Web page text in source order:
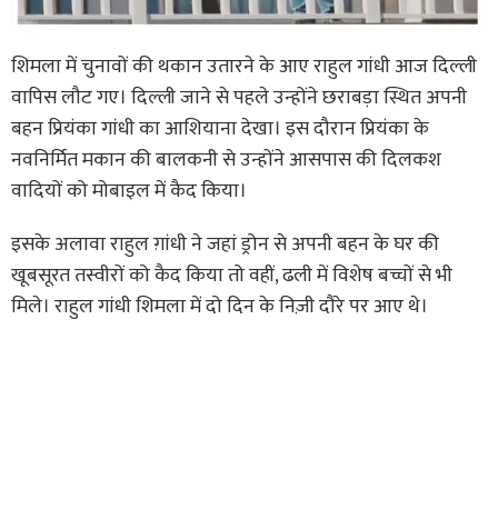
शिमला में चुनावों की थकान उतारने के आए राहुल गांधी आज दिल्ली
वापिस लौट गए। दिल्ली जाने से पहले उन्होंने छराबड़ा स्थित अपनी
बहन प्रियंका गांधी का आशियाना देखा। इस दौरान प्रियंका के
नवनिर्मित मकान की बालकनी से उन्होंने आसपास की दिलकश
वादियों को मोबाइल में कैद किया।
इसके अलावा राहुल ग़ांधी ने जहां ड्रोन से अपनी बहन के घर की
खूबसूरत तस्वीरों को कैद किया तो वहीं, ढली में विशेष बच्चों से भी
मिले। राहुल गांधी शिमला में दो दिन के निज़ी दौरे पर आए थे।